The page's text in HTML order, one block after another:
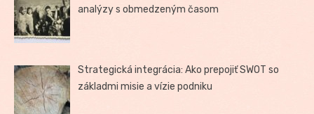
analýzy s obmedzeným časom
Strategická integrácia: Ako prepojiť SWOT so
základmi misie a vízie podniku